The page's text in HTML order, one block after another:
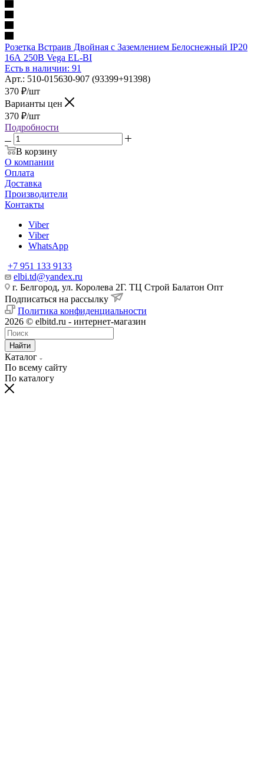
Розетка Встраив Двойная с Заземлением Белоснежный IP20
16А 250В Vega EL-BI
Есть в наличии: 91
Арт.: 510-015630-907 (93399+91398)
370 ₽/шт
Варианты цен
370 ₽/шт
Подробности
В корзину
О компании
Оплата
Доставка
Производители
Контакты
Viber
Viber
WhatsApp
+7 951 133 9133
elbi.td@yandex.ru
г. Белгород, ул. Королева 2Г. ТЦ Строй Балатон Опт
Подписаться на рассылку
Политика конфиденциальности
2026 © elbitd.ru - интернет-магазин
Найти
Каталог
По всему сайту
По каталогу